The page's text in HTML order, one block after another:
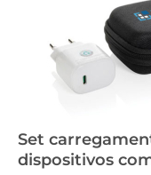
Set
dispositivos